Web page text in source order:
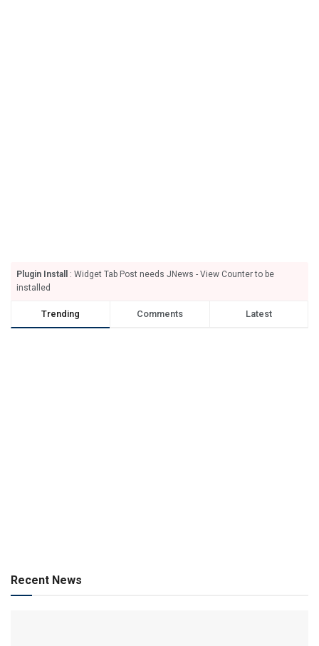
Plugin Install
: Widget Tab Post needs JNews - View Counter to be
installed
Trending Comments Latest
Recent News